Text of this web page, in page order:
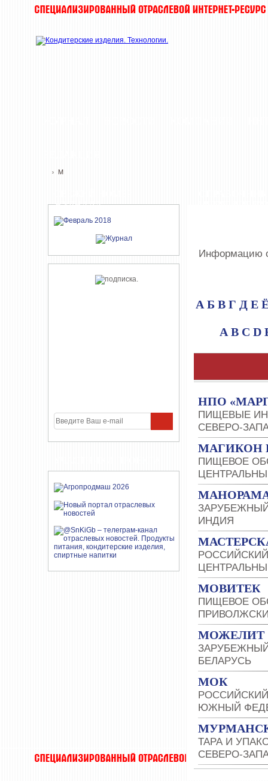
ЖУРНАЛА
› M
Информацию
А Б В Г Д Е
A B C D
НПО
ПИЩЕВЫЕ
СЕВЕРО-
МАГИКОН
ПИЩЕВОЕ
ИНДИЯ
МОВИТЕК
ПИЩЕВОЕ
МОЖЕЛИТ
БЕЛАРУСЬ
МОК
ЮЖНЫЙ
ТАРА И
СЕВЕРО-